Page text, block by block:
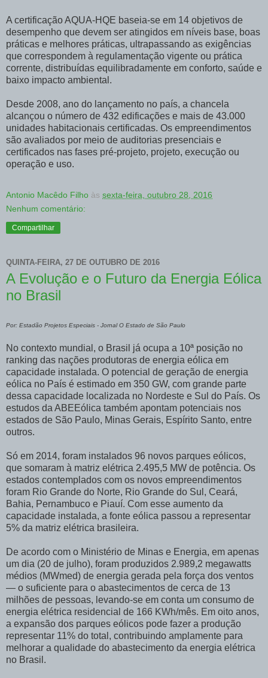
A certificação AQUA-HQE baseia-se em 14 objetivos de
desempenho que devem ser atingidos em níveis base, boas
práticas e melhores práticas, ultrapassando as exigências
que correspondem à regulamentação vigente ou prática
corrente, distribuídas equilibradamente em conforto, saúde e
baixo impacto ambiental.
Desde 2008, ano do lançamento no país, a chancela
alcançou o número de 432 edificações e mais de 43.000
unidades habitacionais certificadas. Os empreendimentos
são avaliados por meio de auditorias presenciais e
certificados nas fases pré-projeto, projeto, execução ou
operação e uso.
Antonio Macêdo Filho às sexta-feira, outubro 28, 2016
Nenhum comentário:
Compartilhar
QUINTA-FEIRA, 27 DE OUTUBRO DE 2016
A Evolução e o Futuro da Energia Eólica
no Brasil
Por: Estadão Projetos Especiais - Jornal O Estado de São Paulo
No contexto mundial, o Brasil já ocupa a 10ª posição no
ranking das nações produtoras de energia eólica em
capacidade instalada. O potencial de geração de energia
eólica no País é estimado em 350 GW, com grande parte
dessa capacidade localizada no Nordeste e Sul do País. Os
estudos da ABEEólica também apontam potenciais nos
estados de São Paulo, Minas Gerais, Espírito Santo, entre
outros.
Só em 2014, foram instalados 96 novos parques eólicos,
que somaram à matriz elétrica 2.495,5 MW de potência. Os
estados contemplados com os novos empreendimentos
foram Rio Grande do Norte, Rio Grande do Sul, Ceará,
Bahia, Pernambuco e Piauí. Com esse aumento da
capacidade instalada, a fonte eólica passou a representar
5% da matriz elétrica brasileira.
De acordo com o Ministério de Minas e Energia, em apenas
um dia (20 de julho), foram produzidos 2.989,2 megawatts
médios (MWmed) de energia gerada pela força dos ventos
— o suficiente para o abastecimentos de cerca de 13
milhões de pessoas, levando-se em conta um consumo de
energia elétrica residencial de 166 KWh/mês. Em oito anos,
a expansão dos parques eólicos pode fazer a produção
representar 11% do total, contribuindo amplamente para
melhorar a qualidade do abastecimento da energia elétrica
no Brasil.